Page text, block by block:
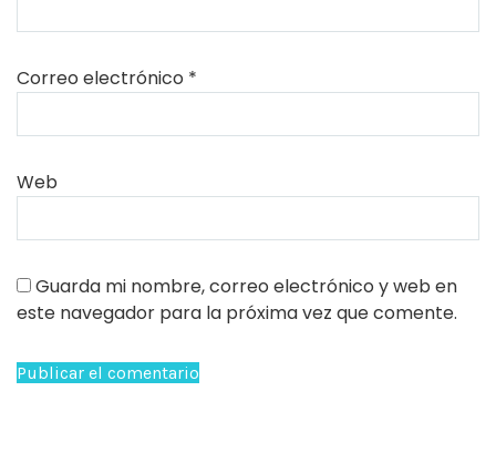
Correo electrónico *
Web
Guarda mi nombre, correo electrónico y web en
este navegador para la próxima vez que comente.